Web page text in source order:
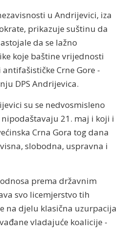
u Andrijevici, iza
prikazuje suštinu da
da se lažno
koje baštine vrijednosti
Crne Gore -
DPS Andrijevica.
su se nedvosmisleno
21. maj i koji i
Crna Gora tog dana
slobodna, uspravna i
prema državnim
svo licemjerstvo tih
na djelu klasična uzurpacija
vladajuće koalicije -